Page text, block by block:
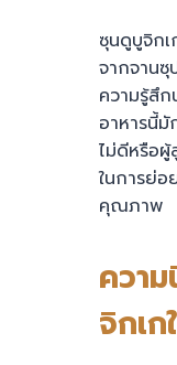
ซุนดูบูจิก
จากจานซุ
ความรู้สึ
อาหารนี้
ไม่ดีหรือ
ในการย่อ
คุณภาพ
ควา
จิกเ